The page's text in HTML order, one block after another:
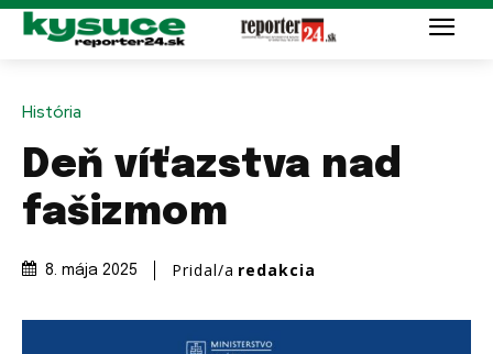
História
Deň víťazstva nad
fašizmom
8. mája 2025 Pridal/a redakcia